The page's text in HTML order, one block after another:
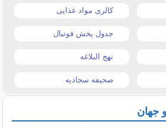
کالری مواد غذایی
جدول پخش فوتبال
نهج البلاغه
صحیفه سجادیه
جهان